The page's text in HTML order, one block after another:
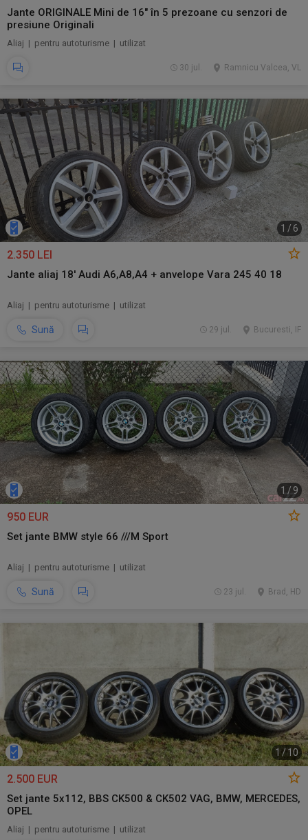
Jante ORIGINALE Mini de 16" în 5 prezoane cu senzori de
presiune Originali
Aliaj | pentru autoturisme | utilizat
Ramnicu Valcea, VL
30 jul.
1 / 6
2.350 LEI
Jante aliaj 18' Audi A6,A8,A4 + anvelope Vara 245 40 18
Aliaj | pentru autoturisme | utilizat
Sună Bucuresti, IF
29 jul.
1 /9
950 EUR
Set jante BMW style 66 ///M Sport
Aliaj | pentru autoturisme | utilizat
Sună Brad, HD
23 jul.
1 /10
2.500 EUR
Set jante 5x112, BBS CK500 & CK502 VAG, BMW, MERCEDES,
OPEL
Aliaj | pentru autoturisme | utilizat